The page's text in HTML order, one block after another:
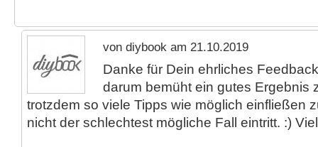
von diybook am 21.10.2019
Danke für Dein ehrliches
darum bemüht ein gutes Ergebnis
trotzdem so viele Tipps wie möglich einfließen
nicht der schlechtest mögliche Fall eintritt. :)